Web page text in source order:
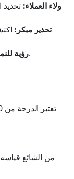
ولاء العملاء: تحديد
تحذير مبكر:
رؤيةفهم كيف يؤثر رضا العملاء على نموك.
من الشائع